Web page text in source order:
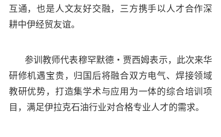
互通，也是人文友好交融，三方携手以人才合作深
耕中伊经贸友谊。
参训教师代表穆罕默德・贾西姆表示，此次来华
研修机遇宝贵，归国后将融合双方电气、焊接领域
教研优势，打造集学术与应用为一体的综合培训项
目，满足伊拉克石油行业对合格专业人才的需求。